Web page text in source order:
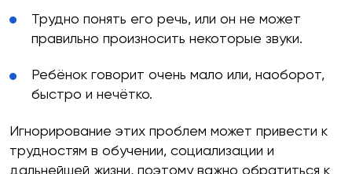
Трудно понять его речь, или он не может
правильно произносить некоторые звуки.
Ребёнок говорит очень мало или, наоборот,
быстро и нечётко.
Игнорирование этих проблем может привести к
трудностям в обучении, социализации и
дальнейшей жизни, поэтому важно обратиться к